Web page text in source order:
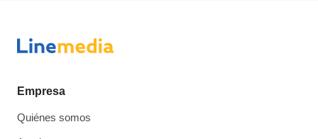
Empresa
Quiénes somos